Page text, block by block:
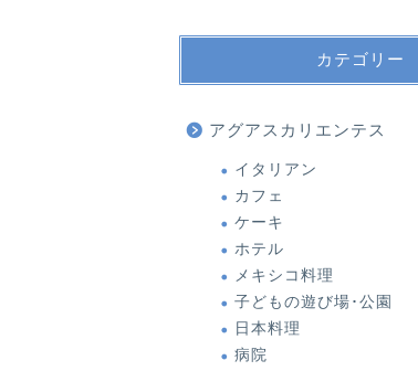
カテゴリー
アグアスカリエンテス
イタリアン
カフェ
ケーキ
ホテル
メキシコ料理
子どもの遊び場･公園
日本料理
病院